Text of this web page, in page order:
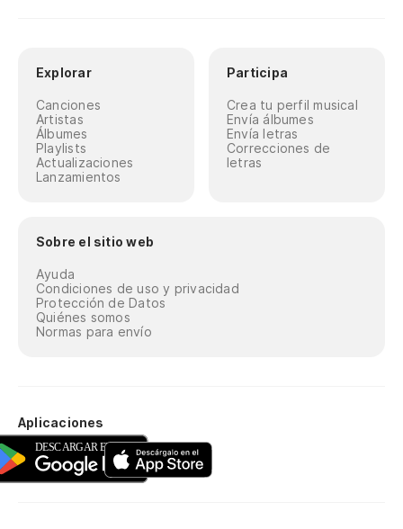
Explorar
Canciones
Artistas
Álbumes
Playlists
Actualizaciones
Lanzamientos
Participa
Crea tu perfil musical
Envía álbumes
Envía letras
Correcciones de
letras
Sobre el sitio web
Ayuda
Condiciones de uso y privacidad
Protección de Datos
Quiénes somos
Normas para envío
Aplicaciones